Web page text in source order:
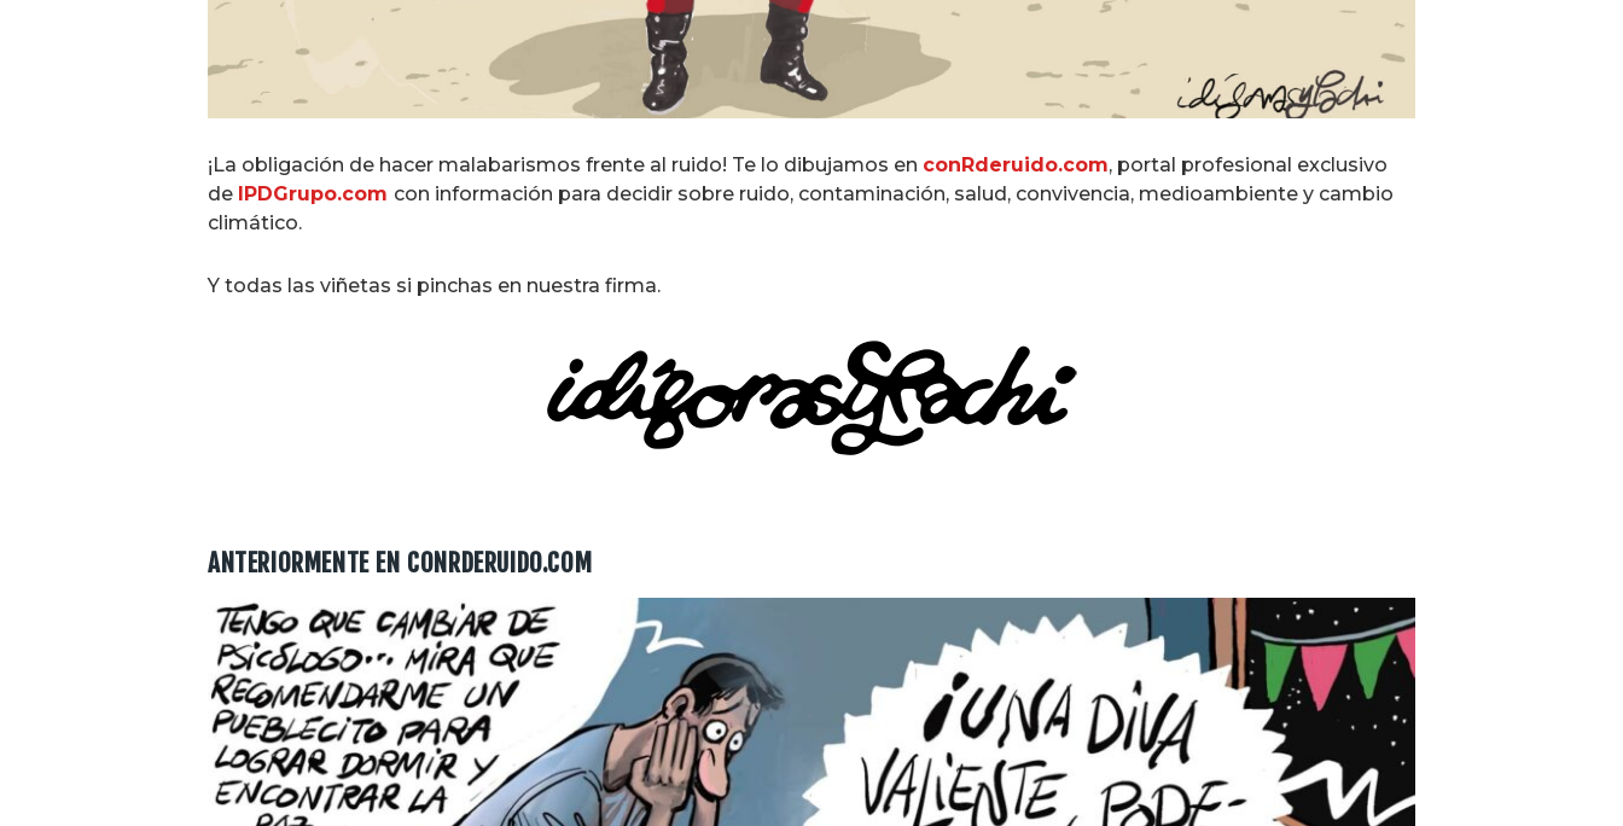
¡La obligación de hacer malabarismos frente al ruido! Te lo dibujamos en conRderuido.com, portal profesional exclusivo
de
IPDGrupo.com con información para decidir sobre ruido, contaminación, salud, convivencia, medioambiente y cambio
climático.
Y todas las viñetas si pinchas en nuestra firma.
ANTERIORMENTE EN CONRDERUIDO.COM